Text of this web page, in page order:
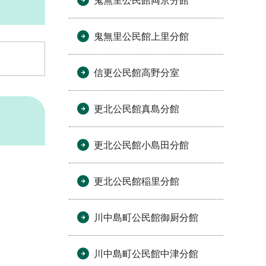
鬼無里公民館上里分館
信更公民館高野分室
更北公民館真島分館
更北公民館小島田分館
更北公民館稲里分館
川中島町公民館御厨分館
川中島町公民館中津分館